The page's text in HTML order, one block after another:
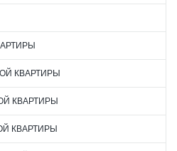
КВАРТИРЫ
КВАРТИРЫ
КВАРТИРЫ